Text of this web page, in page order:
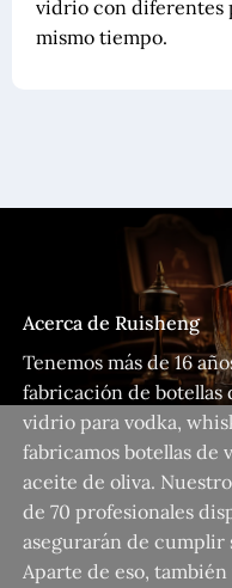
vidrio con diferentes
mismo tiempo.
Acerca de Ruisheng
Tenemos más de 16
fabricación de botellas
vidrio para vodka,
fabricamos botellas de
aceite de oliva.
de 70 profesionales
asegurarán de cumplir
Aparte de eso,